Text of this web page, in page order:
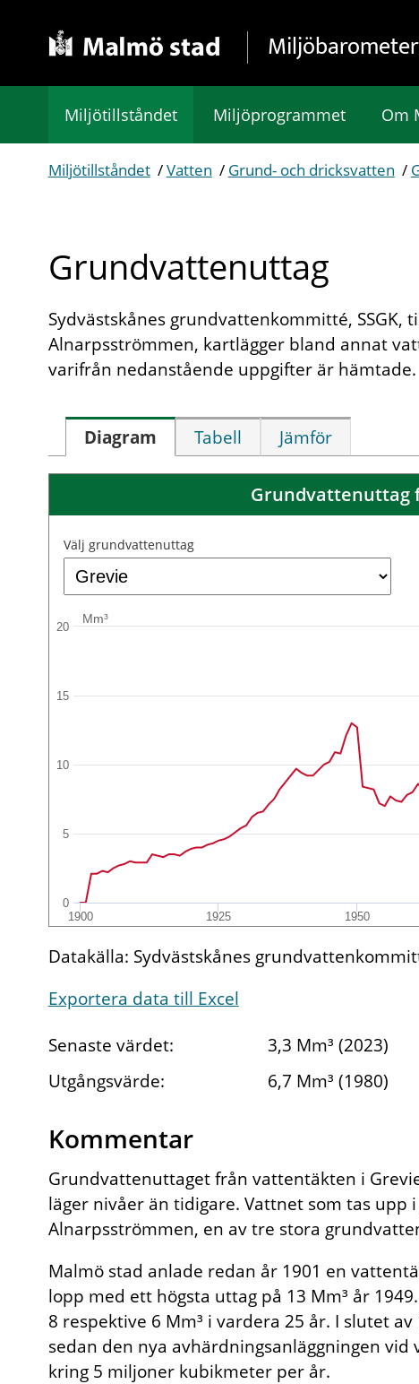
Miljötillståndet Miljöprogrammet Om
Miljötillståndet /Vatten / Grund- och dricksvatten /
Grundvattenuttag
Sydvästskånes grundvattenkommitté,
Alnarpsströmmen, kartlägger bland annat
varifrån nedanstående uppgifter är hämtade.
Diagram Tabell Jämför
Grundvattenuttag
Välj grundvattenuttag
Mm³
1900 1925 1950
0
5
10
15
20
Datakälla: Sydvästskånes
Exportera data till Excel
Senaste värdet:
3,3 Mm³ (2023)
Utgångsvärde:
6,7 Mm³ (1980)
Kommentar
Grundvattenuttaget från vattentäkten i
läger nivåer än tidigare. Vattnet som tas
Alnarpsströmmen, en av tre stora
Malmö stad anlade redan år 1901 en
lopp med ett högsta uttag på 13 Mm³ år
8 respektive 6 Mm³ i vardera 25 år. I slutet
sedan den nya avhärdningsanläggningen
kring 5 miljoner kubikmeter per år.